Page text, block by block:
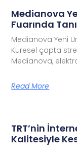
Medianova
Fuarında
Medianova Yeni
Küresel çapta
Medianova,
Read More
TRT’nin
Kalitesiyle